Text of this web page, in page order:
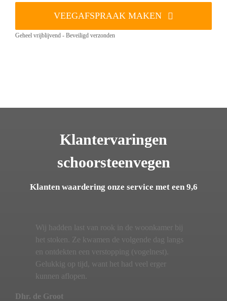
VEEGAFSPRAAK MAKEN
Geheel vrijblijvend - Beveiligd verzonden
Klantervaringen
schoorsteenvegen
Klanten waardering onze service met een 9,6
Wij hadden last van rook in de woonkamer bij
het stoken. Ze kwamen de volgende dag langs
en ontdekten een verstopping (vogelnest).
Gelukkig op tijd, want het had veel erger
kunnen aflopen.
Dhr. de Groot